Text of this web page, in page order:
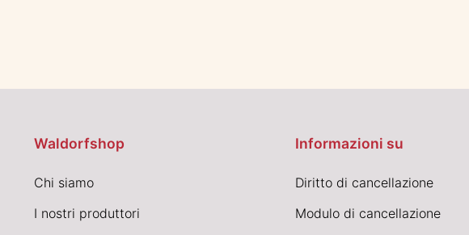
Waldorfshop
Chi siamo
I nostri produttori
Informazioni su
Diritto di cancellazione
Modulo di cancellazione